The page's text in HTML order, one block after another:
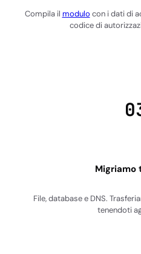
Compila il modulo con i dati di
codice di
Migriamo
File, database e DNS.
tenendoti